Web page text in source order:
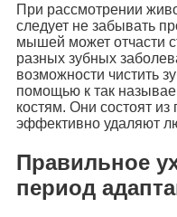
При рассмотрении
следует не забывать
мышей может отчасти
разных зубных
возможности чистить
помощью к так
костям. Они состоят
эффективно удаляют
Правильное
период